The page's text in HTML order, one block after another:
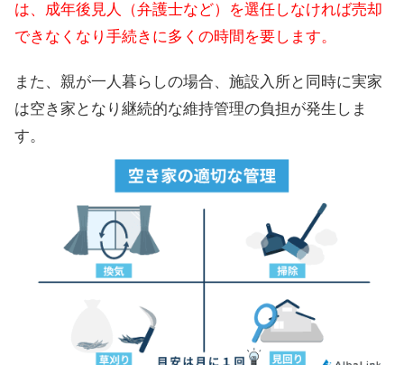
は、成年後見人（弁護士など）を選任しなければ売却
できなくなり手続きに多くの時間を要します。
また、親が一人暮らしの場合、施設入所と同時に実家
は空き家となり継続的な維持管理の負担が発生しま
す。